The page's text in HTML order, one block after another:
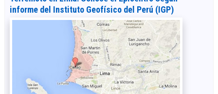
informe del Instituto Geofísico del Perú (IGP)